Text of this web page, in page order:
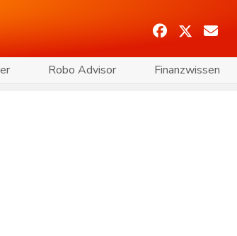
Robo Advisor Finanzwissen